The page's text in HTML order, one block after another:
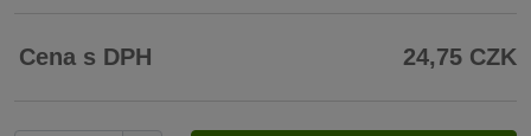
Cena s DPH 24,75 CZK